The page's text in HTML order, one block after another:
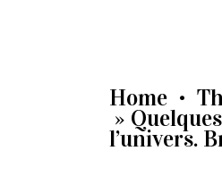
Home •
»
l’univers.